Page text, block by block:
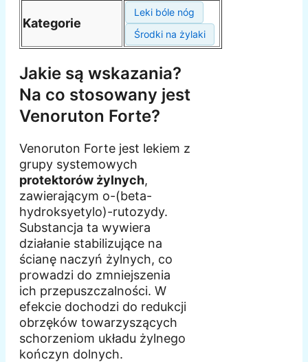
Kategorie
Leki bóle nóg
Środki na żylaki
Jakie są wskazania?
Na co stosowany jest
Venoruton Forte?
Venoruton Forte jest lekiem z
grupy systemowych
protektorów żylnych,
zawierającym o-(beta-
hydroksyetylo)-rutozydy.
Substancja ta wywiera
działanie stabilizujące na
ścianę naczyń żylnych, co
prowadzi do zmniejszenia
ich przepuszczalności. W
efekcie dochodzi do redukcji
obrzęków towarzyszących
schorzeniom układu żylnego
kończyn dolnych.